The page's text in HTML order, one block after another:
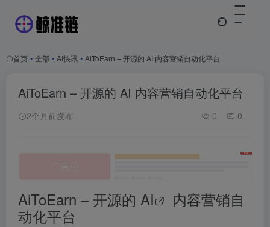
首页 • 全部 • AI快讯 • AiToEarn – 开源的 AI 内容营销自动化平台
AiToEarn – 开源的 AI 内容营销自动化平台
2个月前发布 0 0
AiToEarn – 开源的 AI
内容营销自
动化平台